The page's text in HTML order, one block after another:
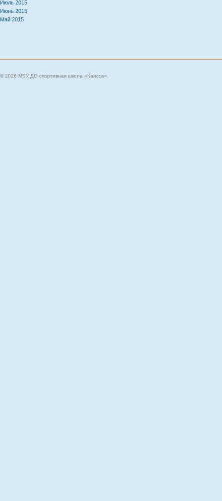
Июль 2015
Июнь 2015
Май 2015
© 2026 МБУ ДО спортивная школа «Каисса».